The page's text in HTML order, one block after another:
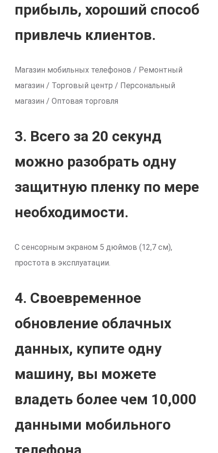
прибыль, хороший способ
привлечь клиентов.
Магазин мобильных телефонов / Ремонтный
магазин / Торговый центр / Персональный
магазин / Оптовая торговля
3. Всего за 20 секунд
можно разобрать одну
защитную пленку по мере
необходимости.
С сенсорным экраном 5 дюймов (12,7 см),
простота в эксплуатации.
4. Своевременное
обновление облачных
данных, купите одну
машину, вы можете
владеть более чем 10,000
данными мобильного